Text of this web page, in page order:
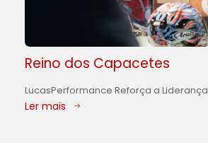
Reino dos Capacetes
LucasPerformance Reforça a Liderança
Ler mais